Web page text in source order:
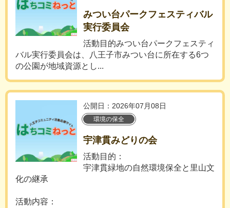
みつい台パークフェスティバル
実行委員会
活動目的みつい台パークフェスティ
バル実行委員会は、八王子市みつい台に所在する6つ
の公園が地域資源とし...
公開日：2026年07月08日
環境の保全
宇津貫みどりの会
活動目的：
宇津貫緑地の自然環境保全と里山文
化の継承
活動内容：